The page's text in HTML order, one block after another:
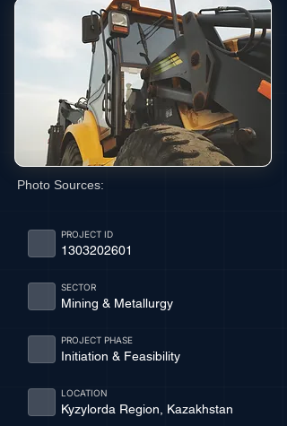
Photo Sources:
1303202601
PROJECT ID
Mining & Metallurgy
SECTOR
Initiation & Feasibility
PROJECT PHASE
Kyzylorda Region, Kazakhstan
LOCATION